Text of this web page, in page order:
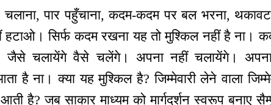
पार पहुँचाना, कदम-कदम पर बल भरना,
हटाओ। सिर्फ कदम रखना यह तो मुश्किल नहीं है ना।
चलायेंगे वैसे चलेंगे। अपना नहीं चलायेंगे। अपना
है ना। क्या यह मुश्किल है? जिम्मेवारी लेने वाला
है? जब साकार माध्यम को मार्गदर्शन स्वरूप बनाए